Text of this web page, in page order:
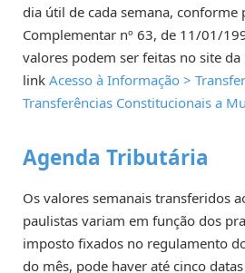
dia útil de cada semana, conforme
Complementar nº 63, de 11/01/
valores podem ser feitas no site da
link Acesso à Informação >
Transferências Constitucionais a
Agenda Tributária
Os valores semanais transferidos
paulistas variam em função dos
imposto fixados no regulamento
do mês, pode haver até cinco